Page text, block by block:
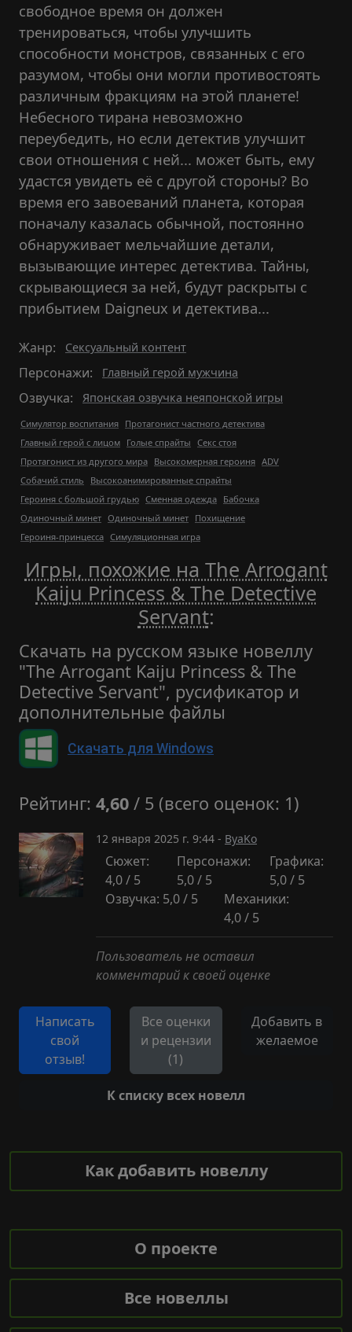
свободное время он должен
тренироваться, чтобы улучшить
способности монстров, связанных с его
разумом, чтобы они могли противостоять
различным фракциям на этой планете!
Небесного тирана невозможно
переубедить, но если детектив улучшит
свои отношения с ней... может быть, ему
удастся увидеть её с другой стороны? Во
время его завоеваний планета, которая
поначалу казалась обычной, постоянно
обнаруживает мельчайшие детали,
вызывающие интерес детектива. Тайны,
скрывающиеся за ней, будут раскрыты с
прибытием Daigneux и детектива...
Жанр: Сексуальный контент
Персонажи: Главный герой мужчина
Озвучка: Японская озвучка неяпонской игры
Симулятор воспитания Протагонист частного детектива
Главный герой с лицом Голые спрайты Секс стоя
Протагонист из другого мира Высокомерная героиня ADV
Собачий стиль
Высокоанимированные спрайты
Героиня с большой грудью Сменная одежда Бабочка
Одиночный минет Одиночный минет Похищение
Героиня-принцесса Симуляционная игра
Игры, похожие на The Arrogant
Kaiju Princess & The Detective
Servant:
Скачать на русском языке новеллу
"The Arrogant Kaiju Princess & The
Detective Servant", русификатор и
дополнительные файлы
Скачать для Windows
Рейтинг: 4,60 / 5 (всего оценок: 1)
12 января 2025 г. 9:44 - ByaKo
Сюжет:
4,0 / 5
Персонажи:
5,0 / 5
Графика:
5,0 / 5
Озвучка: 5,0 / 5
Механики:
4,0 / 5
Пользователь не оставил
комментарий к своей оценке
Написать
свой
отзыв!
Все оценки
и рецензии
(1)
Добавить в
желаемое
К списку всех новелл
Как добавить новеллу
О проекте
Все новеллы